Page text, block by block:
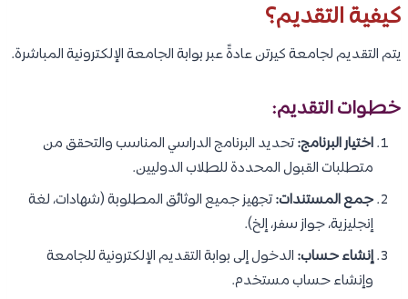
كيفية التقديم؟
يتم التقديم لجامعة كيرتن عادةً عبر بوابة الجامعة الإلكترونية المباشرة.
خطوات التقديم:
اختيار البرنامج:تحديد البرنامج الدراسي المناسب والتحقق من
متطلبات القبول المحددة للطلاب الدوليين.
جمع المستندات:تجهيز جميع الوثائق المطلوبة (شهادات، لغة
إنجليزية، جواز سفر، إلخ).
إنشاء حساب: الدخول إلى بوابة التقديم الإلكترونية للجامعة
وإنشاء حساب مستخدم.